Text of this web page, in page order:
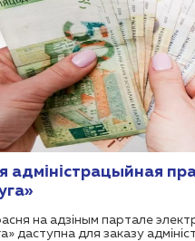
адміністрацыйная
на адзіным партале
даступна для заказу